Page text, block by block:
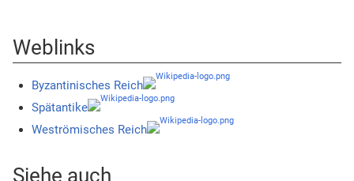
Weblinks
Byzantinisches Reich
Spätantike
Weströmisches Reich
Siehe auch